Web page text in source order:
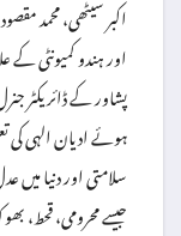
اکبر سیٹھی، محمد
اور ہندو کمیونٹی
پشاور کے ڈائریکٹر
ہوئے ادیان الہی
سلامتی اور دنیا
جیسے محرومی، قحط،